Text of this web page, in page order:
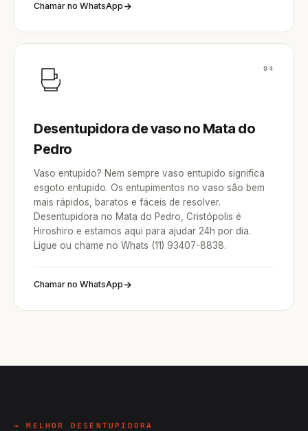
Chamar no WhatsApp
04
Desentupidora de vaso no Mata do
Pedro
Vaso entupido? Nem sempre vaso entupido significa
esgoto entupido. Os entupimentos no vaso são bem
mais rápidos, baratos e fáceis de resolver.
Desentupidora no Mata do Pedro, Cristópolis é
Hiroshiro e estamos aqui para ajudar 24h por dia.
Ligue ou chame no Whats (11) 93407-8838.
Chamar no WhatsApp
→ MELHOR DESENTUPIDORA